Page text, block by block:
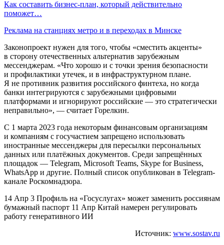
Как составить бизнес-план, который действительно
поможет…
Реклама на станциях метро и в переходах в Минске
Законопроект нужен для того, чтобы «сместить акценты»
в сторону отечественных альтернатив зарубежным
мессенджерам. «Что хорошо и с точки зрения безопасности
и профилактики утечек, и в инфраструктурном плане.
Я не противник развития российского финтеха, но когда
банки интегрируются с зарубежными цифровыми
платформами и игнорируют российские — это стратегически
неправильно», — считает Горелкин.
С 1 марта 2023 года некоторым финансовым организациям
и компаниям с госучастием запрещено использовать
иностранные мессенджеры для пересылки персональных
данных или платёжных документов. Среди запрещённых
площадок — Telegram, Microsoft Teams, Skype for Business,
WhatsApp и другие. Полный список опубликован в Telegram-
канале Роскомнадзора.
14 Апр 3 Профиль на «Госуслугах» может заменить россиянам
бумажный паспорт 11 Апр Китай намерен регулировать
работу генеративного ИИ
Источник: www.sostav.ru